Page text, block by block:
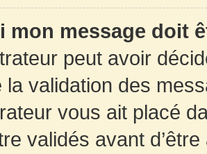
mon message doit
peut avoir
la validation des
vous ait placé
validés avant